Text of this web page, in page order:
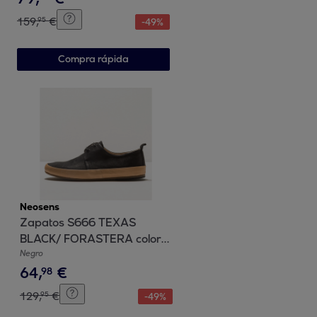
159,95 € -49%
Compra rápida
Neosens
Zapatos S666 TEXAS
BLACK/ FORASTERA color
Black
Negro
64,98 €
129,95 € -49%